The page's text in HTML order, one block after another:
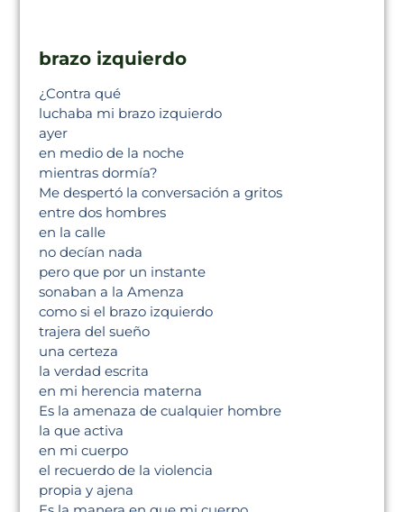
brazo izquierdo
¿Contra qué
luchaba mi brazo izquierdo
ayer
en medio de la noche
mientras dormía?
Me despertó la conversación a gritos
entre dos hombres
en la calle
no decían nada
pero que por un instante
sonaban a la Amenza
como si el brazo izquierdo
trajera del sueño
una certeza
la verdad escrita
en mi herencia materna
Es la amenaza de cualquier hombre
la que activa
en mi cuerpo
el recuerdo de la violencia
propia y ajena